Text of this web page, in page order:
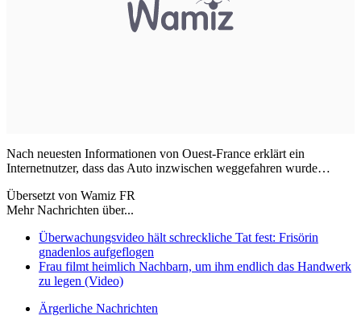
Nach neuesten Informationen von Ouest-France erklärt ein
Internetnutzer, dass das Auto inzwischen weggefahren wurde…
Übersetzt von Wamiz FR
Mehr Nachrichten über...
Überwachungsvideo hält schreckliche Tat fest: Frisörin
gnadenlos aufgeflogen
Frau filmt heimlich Nachbarn, um ihm endlich das Handwerk
zu legen (Video)
Ärgerliche Nachrichten